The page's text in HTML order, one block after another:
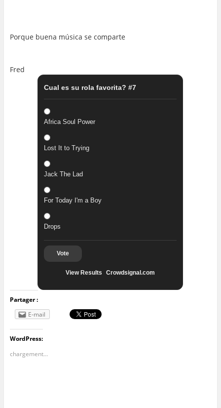
Porque buena música se comparte
Fred
Cual es su rola favorita? #7
Africa Soul Power
Lost It to Trying
Jack The Lad
For Today I'm a Boy
Drops
Vote
View Results Crowdsignal.com
Partager :
E-mail
WordPress:
chargement…